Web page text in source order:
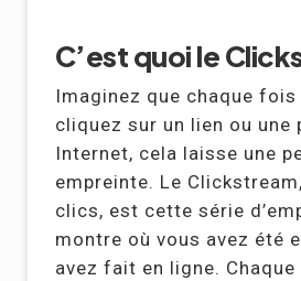
C’est quoi le
Imaginez que chaque fois
cliquez sur un lien ou une
Internet, cela laisse une
empreinte. Le
clics, est cette série
montre où vous avez été
avez fait en ligne.